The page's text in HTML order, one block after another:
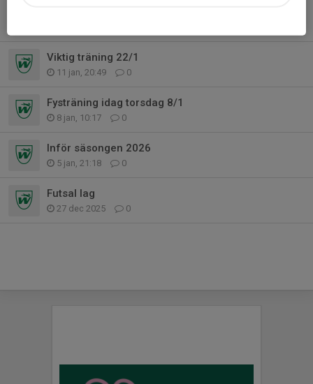
Viktig träning 22/1
11 jan, 20:49 0
Fysträning idag torsdag 8/1
8 jan, 10:17 0
Inför säsongen 2026
5 jan, 21:18 0
Futsal lag
27 dec 2025 0